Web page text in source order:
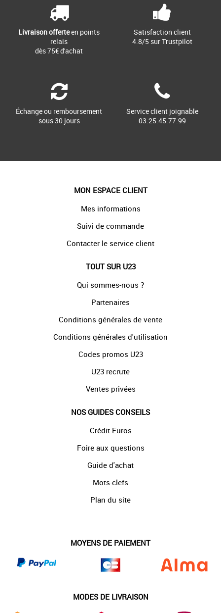
Livraison offerteen points
relais
dès 75€ d'achat
Satisfaction client
4.8/5 sur Trustpilot
Échange ou remboursement
sous 30 jours
Service client joignable
03.25.45.77.99
MON ESPACE CLIENT
Mes informations
Suivi de commande
Contacter le service client
TOUT SUR U23
Qui sommes-nous ?
Partenaires
Conditions générales de vente
Conditions générales d'utilisation
Codes promos U23
U23 recrute
Ventes privées
NOS GUIDES CONSEILS
Crédit Euros
Foire aux questions
Guide d'achat
Mots-clefs
Plan du site
MOYENS DE PAIEMENT
MODES DE LIVRAISON